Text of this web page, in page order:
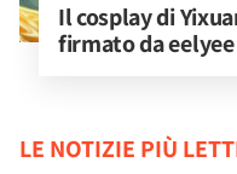
Il cosplay di
firmato da
LE NOTIZIE PIÙ